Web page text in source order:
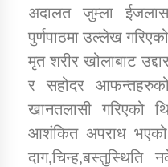
तातोपानी गाउँपालिकाको न्यायिक
तातोपानी गाउँपालिका जुम्लाको
सम्बन्धी सूचना सन्देश
तातोपानी गाउँपालिका जुम्लाको
सन्देश
अदालत जुम्ला
पुर्णपाठमा उल्लेख
मृत शरीर खोलाबाट
र सहोदर
खानतलासी गरिएको
आशंकित अपराध